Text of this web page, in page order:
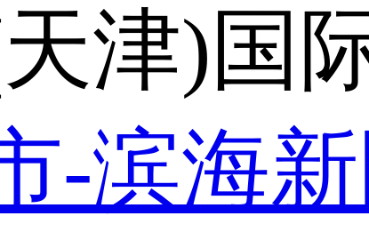
津)国
-滨海新